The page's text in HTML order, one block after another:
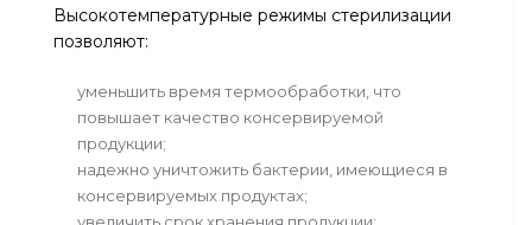
Высокотемпературные режимы стерилизации
позволяют:
уменьшить время термообработки, что
повышает качество консервируемой
продукции;
надежно уничтожить бактерии, имеющиеся в
консервируемых продуктах;